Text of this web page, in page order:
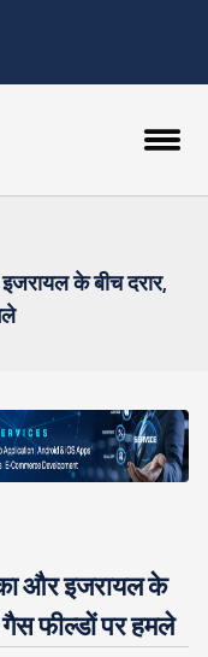
के बीच दरार,
और इजरायल के
फील्डों पर हमले